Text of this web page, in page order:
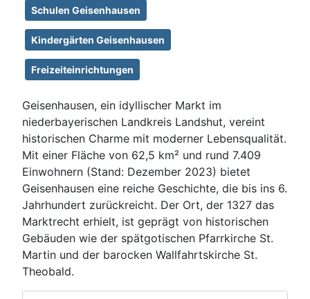
Schulen Geisenhausen
Kindergärten Geisenhausen
Freizeiteinrichtungen
Geisenhausen, ein idyllischer Markt im
niederbayerischen Landkreis Landshut, vereint
historischen Charme mit moderner Lebensqualität.
Mit einer Fläche von 62,5 km² und rund 7.409
Einwohnern (Stand: Dezember 2023) bietet
Geisenhausen eine reiche Geschichte, die bis ins 6.
Jahrhundert zurückreicht. Der Ort, der 1327 das
Marktrecht erhielt, ist geprägt von historischen
Gebäuden wie der spätgotischen Pfarrkirche St.
Martin und der barocken Wallfahrtskirche St.
Theobald.